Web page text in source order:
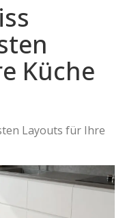
Küche
Layouts für Ihre